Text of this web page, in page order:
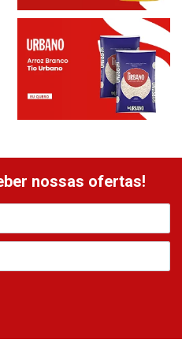
nossas ofertas!